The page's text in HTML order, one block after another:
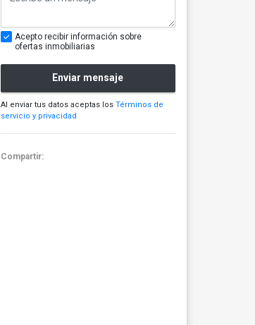
Acepto recibir información sobre
ofertas inmobiliarias
Enviar mensaje
Al enviar tus datos aceptas los Términos de
servicio y privacidad
Compartir: